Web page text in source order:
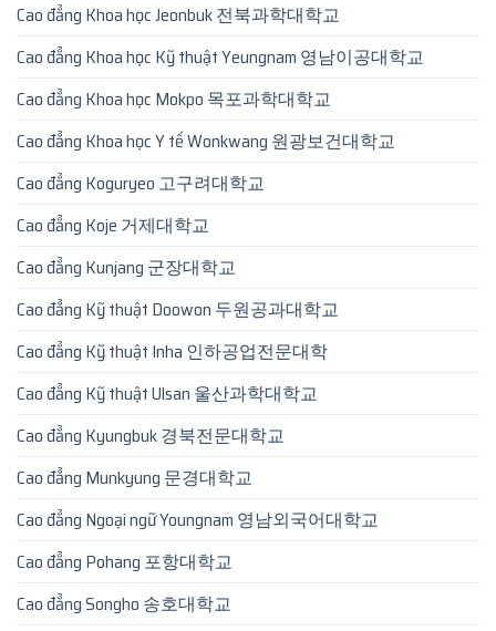
Cao đẳng Khoa học Jeonbuk 전북과학대학교
Cao đẳng Khoa học Kỹ thuật Yeungnam 영남이공대학교
Cao đẳng Khoa học Mokpo 목포과학대학교
Cao đẳng Khoa học Y tế Wonkwang 원광보건대학교
Cao đẳng Koguryeo 고구려대학교
Cao đẳng Koje 거제대학교
Cao đẳng Kunjang 군장대학교
Cao đẳng Kỹ thuật Doowon 두원공과대학교
Cao đẳng Kỹ thuật Inha 인하공업전문대학
Cao đẳng Kỹ thuật Ulsan 울산과학대학교
Cao đẳng Kyungbuk 경북전문대학교
Cao đẳng Munkyung 문경대학교
Cao đẳng Ngoại ngữ Youngnam 영남외국어대학교
Cao đẳng Pohang 포항대학교
Cao đẳng Songho 송호대학교